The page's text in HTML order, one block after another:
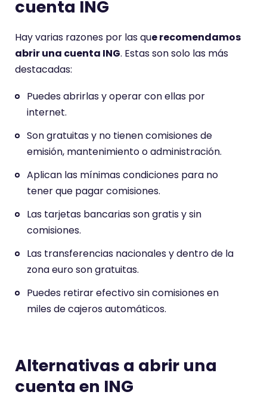
cuenta ING
Hay varias razones por las que recomendamos
abrir una cuenta ING. Estas son solo las más
destacadas:
Puedes abrirlas y operar con ellas por
internet.
Son gratuitas y no tienen comisiones de
emisión, mantenimiento o administración.
Aplican las mínimas condiciones para no
tener que pagar comisiones.
Las tarjetas bancarias son gratis y sin
comisiones.
Las transferencias nacionales y dentro de la
zona euro son gratuitas.
Puedes retirar efectivo sin comisiones en
miles de cajeros automáticos.
Alternativas a abrir una
cuenta en ING